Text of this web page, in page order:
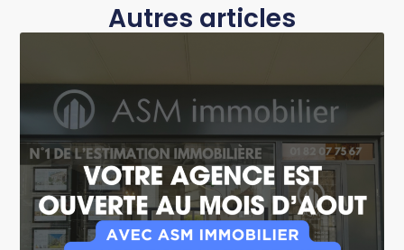
Autres articles